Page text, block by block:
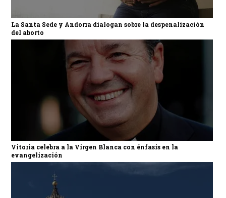
La Santa Sede y Andorra dialogan sobre la despenalización
del aborto
Vitoria celebra a la Virgen Blanca con énfasis en la
evangelización